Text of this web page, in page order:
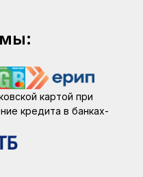
картой при
кредита в банках-